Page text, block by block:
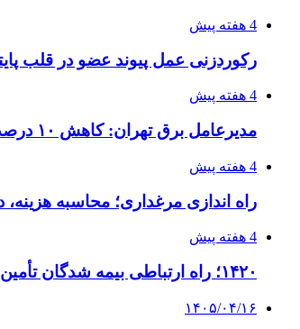
4 هفته پیش
رکوردزنی عمل پیوند عضو در قلب
4 هفته پیش
مدیرعامل برق تهران: کاهش ۱۰ درصدی مصرف برق، ضامن پایداری شبکه است
4 هفته پیش
راه اندازی مرغداری؛ محاسبه
4 هفته پیش
۱۴۲۰؛ راه ارتباطی بیمه شدگان تأمین‌اجتماعی
۱۴۰۵/۰۴/۱۶